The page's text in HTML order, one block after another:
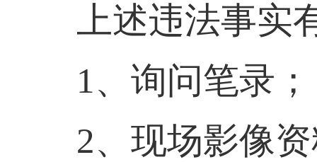
上述违法事实
1、询问笔录；
2、现场影像